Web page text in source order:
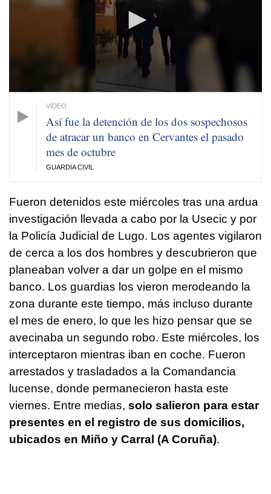
Así fue la detención de los dos sospechosos
de atracar un banco en Cervantes el pasado
mes de octubre
GUARDIA CIVIL
Fueron detenidos este miércoles tras una ardua
investigación llevada a cabo por la Usecic y por
la Policía Judicial de Lugo. Los agentes vigilaron
de cerca a los dos hombres y descubrieron que
planeaban volver a dar un golpe en el mismo
banco. Los guardias los vieron merodeando la
zona durante este tiempo, más incluso durante
el mes de enero, lo que les hizo pensar que se
avecinaba un segundo robo. Este miércoles, los
interceptaron mientras iban en coche. Fueron
arrestados y trasladados a la Comandancia
lucense, donde permanecieron hasta este
viernes. Entre medias, solo salieron para estar
presentes en el registro de sus domicilios,
ubicados en Miño y Carral (A Coruña).